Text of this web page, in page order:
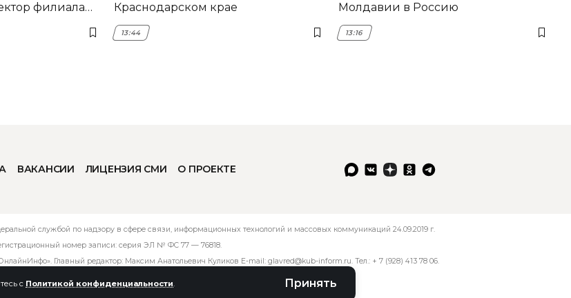
с Политикой конфиденциальности Принять
филиала
Краснодарском крае
13:44
Молдавии в Россию
13:16
ВАКАНСИИ ЛИЦЕНЗИЯ СМИ О ПРОЕКТЕ
службой по надзору в сфере связи, информационных технологий и массовых коммуникаций 24.09.2019 г.
номер записи: серия ЭЛ № ФС 77 — 76818.
Главный редактор: Максим Анатольевич Куликов E-mail: glavred@kub-inform.ru. Тел.: + 7 (928) 413 78 06.